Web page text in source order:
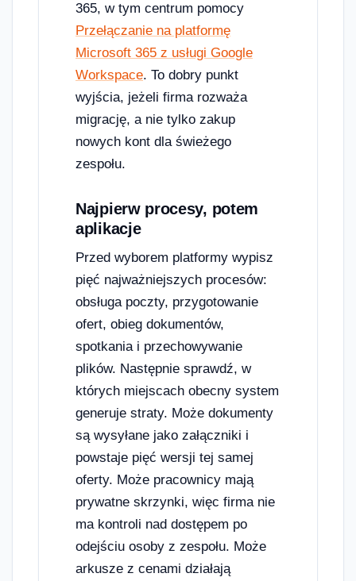
365, w tym centrum pomocy
Przełączanie na platformę
Microsoft 365 z usługi Google
Workspace. To dobry punkt
wyjścia, jeżeli firma rozważa
migrację, a nie tylko zakup
nowych kont dla świeżego
zespołu.
Najpierw procesy, potem
aplikacje
Przed wyborem platformy wypisz
pięć najważniejszych procesów:
obsługa poczty, przygotowanie
ofert, obieg dokumentów,
spotkania i przechowywanie
plików. Następnie sprawdź, w
których miejscach obecny system
generuje straty. Może dokumenty
są wysyłane jako załączniki i
powstaje pięć wersji tej samej
oferty. Może pracownicy mają
prywatne skrzynki, więc firma nie
ma kontroli nad dostępem po
odejściu osoby z zespołu. Może
arkusze z cenami działają